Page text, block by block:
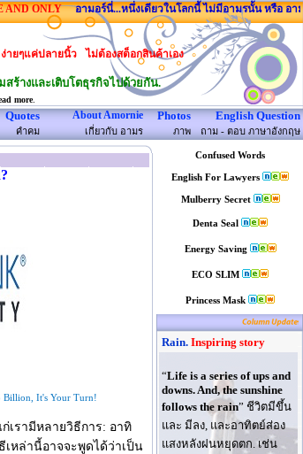
อามอร์นี่...หนึ่งเดียวในโลกนี้ ไม่มีอามรนั้น หรือ อามรโน่น
ง่ายๆแค่ปลายนิ้ว ไม่ต้องสต็อกสินค้าเอง
ร้างและเติบโตธุรกิจไปด้วยกัน.
more.
Quotes About Amornie Photos English Question
คําคม เกี่ยวกับ อามร ภาพ ถาม - ตอบ ภาษาอังกฤษ
Billion, It's Your Turn!
เรามีหลายวิธีการ: อาทิ
เหล่านี้อาจจะพูดได้ว่าเป็น
Confused Words
English For Lawyers
Mulberry Secret
Denta Seal
Energy Saving
ECO SLIM
Princess Mask
Rain. Inspiring story
“Life is a series of ups and
downs. And, the sunshine
follows the rain” ชีวิตมีขึ้น
และ มีลง, และอาทิตย์ส่อง
แสงหลังฝนหยุดตก. เช่น